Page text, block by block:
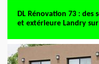
DL Rénovation 73 :
et extérieure Landry